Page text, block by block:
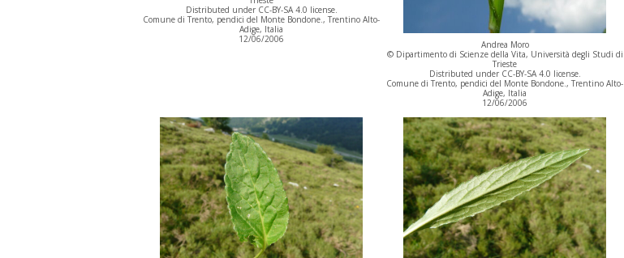
Distributed under CC-BY-SA 4.0 license.
Comune di Trento, pendici del Monte Bondone., Trentino Alto-
Adige, Italia
12/06/2006
Andrea Moro
© Dipartimento di Scienze della Vita, Università degli Studi di
Trieste
Distributed under CC-BY-SA 4.0 license.
Comune di Trento, pendici del Monte Bondone., Trentino Alto-
Adige, Italia
12/06/2006